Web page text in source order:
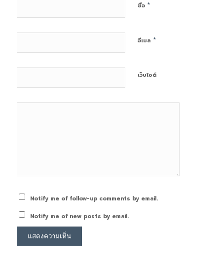
ชื่อ *
อีเมล *
เว็บไซต์
Notify me of follow-up comments by email.
Notify me of new posts by email.